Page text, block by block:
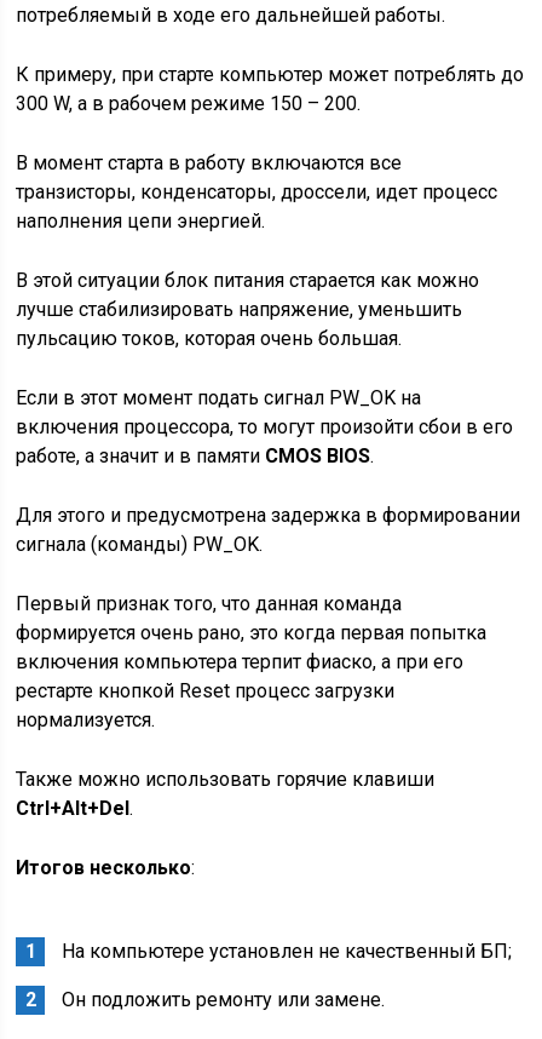
потребляемый в ходе его дальнейшей работы.
К примеру, при старте компьютер может потреблять до
300 W, а в рабочем режиме 150 – 200.
В момент старта в работу включаются все
транзисторы, конденсаторы, дроссели, идет процесс
наполнения цепи энергией.
В этой ситуации блок питания старается как можно
лучше стабилизировать напряжение, уменьшить
пульсацию токов, которая очень большая.
Если в этот момент подать сигнал PW_OK на
включения процессора, то могут произойти сбои в его
работе, а значит и в памяти CMOS BIOS.
Для этого и предусмотрена задержка в формировании
сигнала (команды) PW_OK.
Первый признак того, что данная команда
формируется очень рано, это когда первая попытка
включения компьютера терпит фиаско, а при его
рестарте кнопкой Reset процесс загрузки
нормализуется.
Также можно использовать горячие клавиши
Ctrl+Alt+Del.
Итогов несколько:
На компьютере установлен не качественный БП;
Он подложить ремонту или замене.